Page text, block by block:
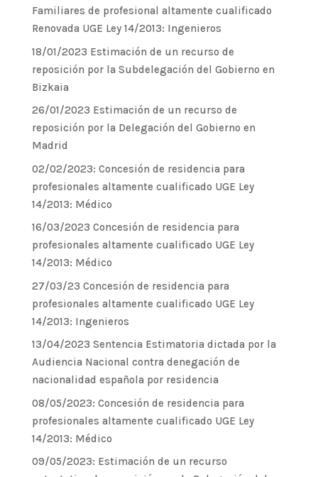
Familiares de profesional altamente cualificado
Renovada UGE Ley 14/2013: Ingenieros
18/01/2023 Estimación de un recurso de
reposición por la Subdelegación del Gobierno en
Bizkaia
26/01/2023 Estimación de un recurso de
reposición por la Delegación del Gobierno en
Madrid
02/02/2023: Concesión de residencia para
profesionales altamente cualificado UGE Ley
14/2013: Médico
16/03/2023 Concesión de residencia para
profesionales altamente cualificado UGE Ley
14/2013: Médico
27/03/23 Concesión de residencia para
profesionales altamente cualificado UGE Ley
14/2013: Ingenieros
13/04/2023 Sentencia Estimatoria dictada por la
Audiencia Nacional contra denegación de
nacionalidad española por residencia
08/05/2023: Concesión de residencia para
profesionales altamente cualificado UGE Ley
14/2013: Médico
09/05/2023: Estimación de un recurso